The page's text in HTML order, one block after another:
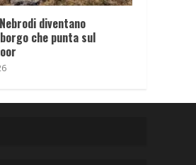
diventano
che punta sul